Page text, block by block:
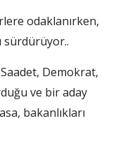
odaklanırken,
sürdürüyor..
Demokrat,
ve bir aday
bakanlıkları